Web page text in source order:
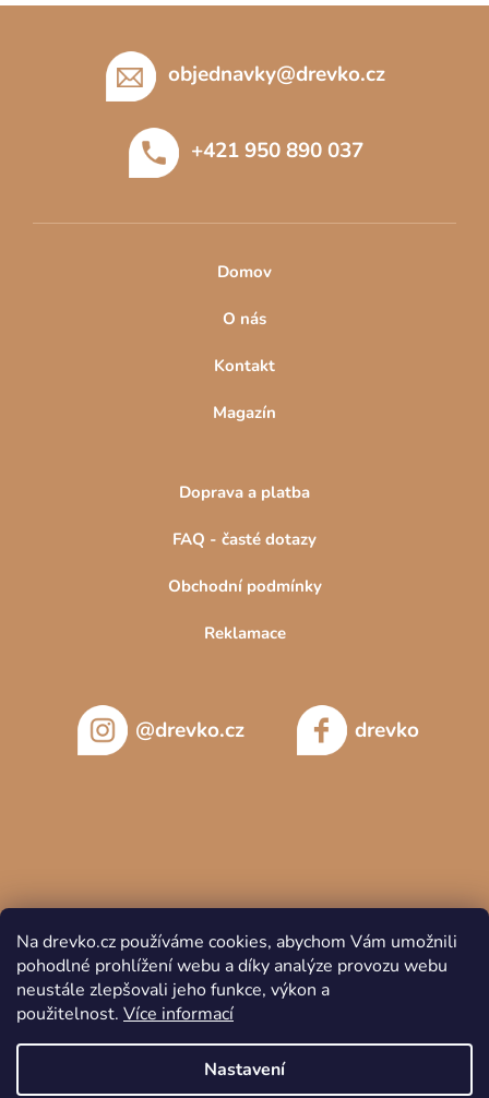
Na drevko.cz používáme cookies, abychom Vám umožnili
pohodlné prohlížení webu a díky analýze provozu webu
neustále zlepšovali jeho funkce, výkon a
použitelnost. Více informací
Nastavení
objednavky@drevko.cz
+421 950 890 037
Domov
O nás
Kontakt
Magazín
Doprava a platba
FAQ - časté dotazy
Obchodní podmínky
Reklamace
@drevko.cz drevko